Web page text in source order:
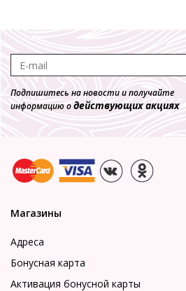
Колготки CONTE EPISODE 50
Колготки
Подпишитесь на новости и получайте
информацию одействующих акциях
Магазины
Адреса
Бонусная карта
Активация бонусной карты